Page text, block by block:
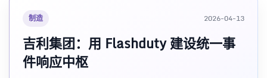
制造 2026-04-13
吉利集团：用 Flashduty 建设统一事
件响应中枢